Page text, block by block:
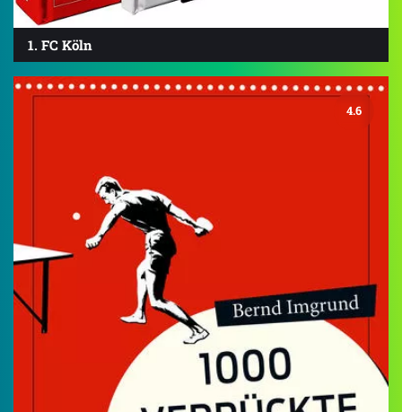
1. FC Köln
4.6